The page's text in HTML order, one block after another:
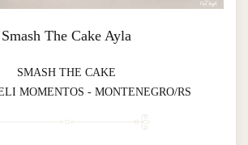
Smash The Cake Ayla
SMASH THE CAKE
MOMENTOS - MONTENEGRO/RS